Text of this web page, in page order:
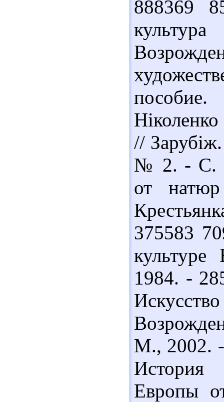
888369
//
№ 2. - С.
от
375583
1984. -
М., 2002.
История
Европы